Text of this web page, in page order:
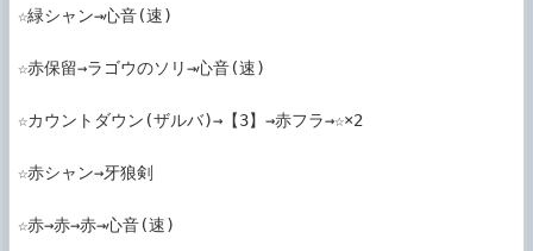
☆緑シャン→心音(速)
☆赤保留→ラゴウのソリ→心音(速)
☆カウントダウン(ザルバ)→【3】→赤フラ→☆×2
☆赤シャン→牙狼剣
☆赤→赤→赤→心音(速)